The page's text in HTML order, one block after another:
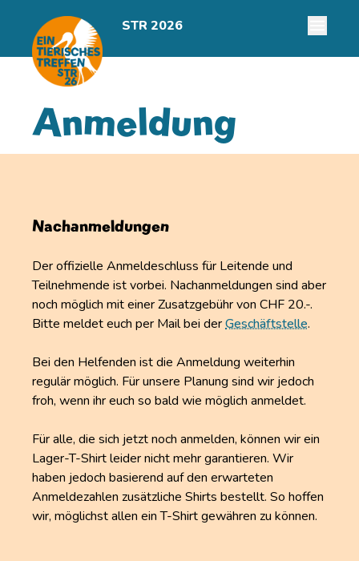
STR 2026
Anmeldung
Nachanmeldungen
Der offizielle Anmeldeschluss für Leitende und
Teilnehmende ist vorbei. Nachanmeldungen sind aber
noch möglich mit einer Zusatzgebühr von CHF 20.-.
Bitte meldet euch per Mail bei derGeschäftstelle.
Bei den Helfenden ist die Anmeldung weiterhin
regulär möglich. Für unsere Planung sind wir jedoch
froh, wenn ihr euch so bald wie möglich anmeldet.
Für alle, die sich jetzt noch anmelden, können wir ein
Lager-T-Shirt leider nicht mehr garantieren. Wir
haben jedoch basierend auf den erwarteten
Anmeldezahlen zusätzliche Shirts bestellt. So hoffen
wir, möglichst allen ein T-Shirt gewähren zu können.